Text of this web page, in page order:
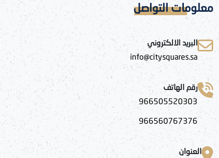
معلومات التواصل
البريد الالكتروني
info@citysquares.sa
رقم الهاتف
966505520303
966560767376
العنوان